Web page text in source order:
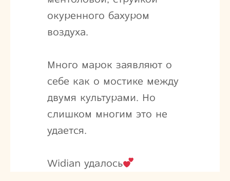
окуренного бахуром
воздуха.
Много марок заявляют о
себе как о мостике между
двумя культурами. Но
слишком многим это не
удается.
Widian удалось